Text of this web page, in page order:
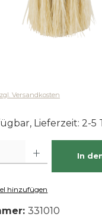
Versandkosten
Lieferzeit: 2-5
In
hinzufügen
331010